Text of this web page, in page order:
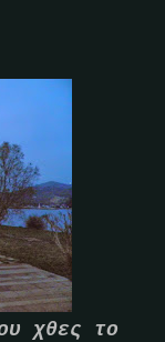
χθες το